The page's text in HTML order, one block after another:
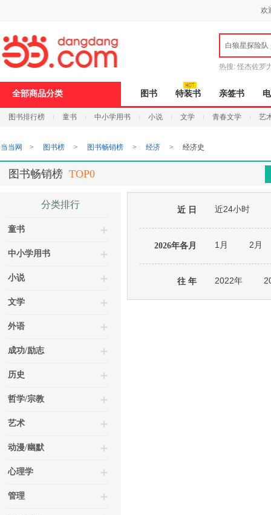
欢
白狼星探险队
热搜: 怪杰佐罗
全部商品分类 图书 特装书 亲签书
图书排行榜 童书 中小学用书 小说 文学 青春文学 艺
当当网 > 图书榜 > 图书畅销榜 > 经济 > 经济史
图书畅销榜 TOP0
分类排行
童书
中小学用书
小说
文学
外语
成功/励志
历史
哲学/宗教
艺术
动漫/幽默
心理学
管理
近 日 近24小时
2026年各月 1月 2月
往 年 2022年
打
开
无
障
页
加